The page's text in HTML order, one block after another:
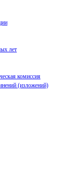
лет
комиссия
(изложений)